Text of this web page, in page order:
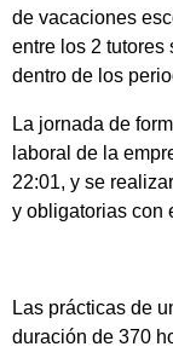
de vacaciones
entre los 2 tutores
dentro de los
La jornada de
laboral de la
22:01, y se
y obligatorias con
Las prácticas de
duración de 370